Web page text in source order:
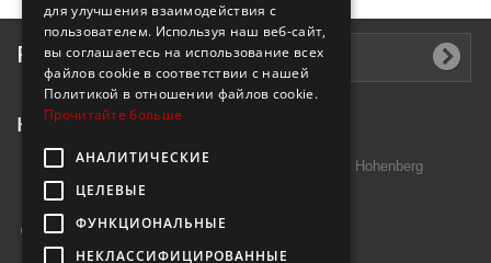
Рассылка
Контактная информация
Introtek GmbH, Hutschenreuther Str. 13 95691 Hohenberg
Deutschland
Звоните нам:
для улучшения взаимодействия с
пользователем. Используя наш веб-сайт,
вы соглашаетесь на использование всех
файлов cookie в соответствии с нашей
Политикой в ​​отношении файлов cookie.
Прочитайте больше
АНАЛИТИЧЕСКИЕ
ЦЕЛЕВЫЕ
ФУНКЦИОНАЛЬНЫЕ
НЕКЛАССИФИЦИРОВАННЫЕ